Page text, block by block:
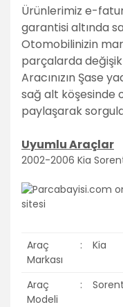
Ürünlerimiz e-
garantisi altında
Otomobilinizin
parçalarda
Aracınızın Şase
sağ alt köşesinde
paylaşarak
Uyumlu Araçlar
2002-2006 Kia
Araç
Markası
: Kia
Araç
Modeli
: